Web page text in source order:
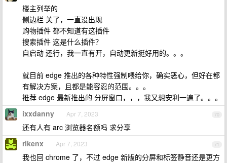
楼主列举的
侧边栏 关了，一直没出现
购物插件 都不知道有这插件
搜索插件 这是什么插件？
自启动 还行，我一直有开，自动更新挺好用的。。。
就目前 edge 推出的各种特性强制喂给你，确实恶心，但好在都
有解决方案，且都是能容忍的范围。。。
推荐 edge 最新推出的 分屏窗口，，，我又想安利一遍了。。。
70
ixxdanny Apr 7, 2023
还有人有 arc 浏览器名额吗 求分享
71
rikenx Apr 7, 2023
我也回 chrome 了，不过 edge 新版的分屏和标签静音还是更方